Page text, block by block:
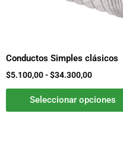
Conductos Simples clásicos
$5.100,00-$34.300,00
Seleccionar opciones